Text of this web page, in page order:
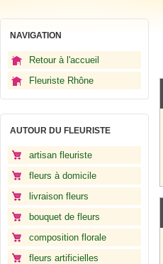
NAVIGATION
Retour à l'accueil
Fleuriste Rhône
AUTOUR DU FLEURISTE
artisan fleuriste
fleurs à domicile
livraison fleurs
bouquet de fleurs
composition florale
fleurs artificielles